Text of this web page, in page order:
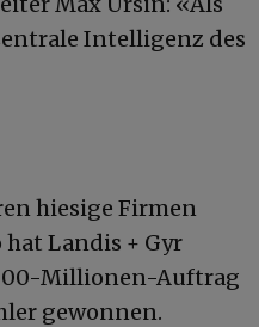
Intelligenz des
hiesige Firmen
hat Landis + Gyr
Millionen-Auftrag
gewonnen.